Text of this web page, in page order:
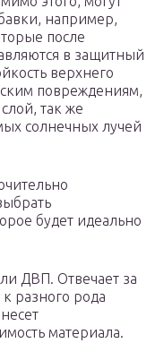
например,
после
в защитный
верхнего
повреждениям,
так же
солнечных лучей
будет идеально
ДВП. Отвечает за
разного рода
материала.